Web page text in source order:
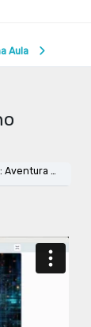
Aula
no ciberespaço